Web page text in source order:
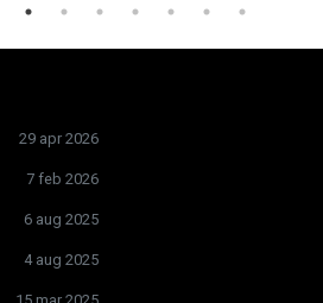
29 apr 2026
7 feb 2026
6 aug 2025
4 aug 2025